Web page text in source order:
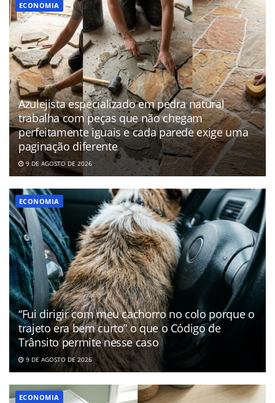
ECONOMIA
Azulejista especializado em pedra natural
trabalha com peças que não chegam
perfeitamente iguais e cada parede exige uma
paginação diferente
9 DE AGOSTO DE 2026
ECONOMIA
“Fui dirigir com meu cachorro no colo porque o
trajeto era bem curto” o que o Código de
Trânsito permite nesse caso
9 DE AGOSTO DE 2026
ECONOMIA